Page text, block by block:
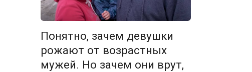
Понятно, зачем девушки
рожают от возрастных
мужей. Но зачем они врут,